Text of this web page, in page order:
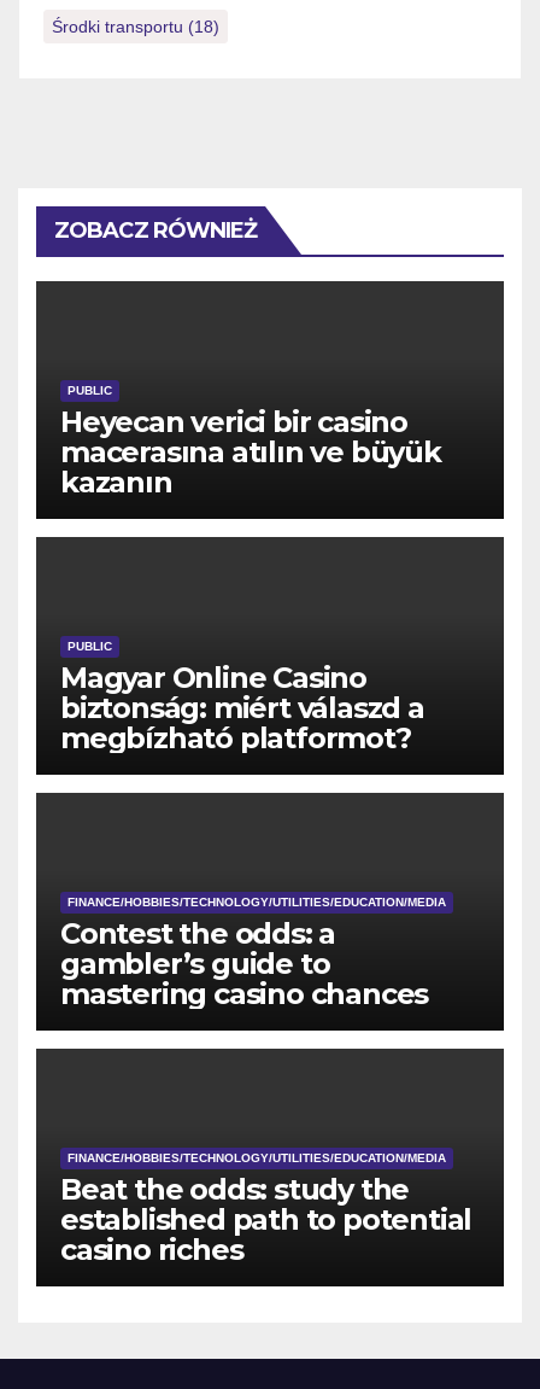
Środki transportu (18)
ZOBACZ RÓWNIEŻ
PUBLIC
Heyecan verici bir casino
macerasına atılın ve büyük
kazanın
PUBLIC
Magyar Online Casino
biztonság: miért válaszd a
megbízható platformot?
FINANCE/HOBBIES/TECHNOLOGY/UTILITIES/EDUCATION/MEDIA
Contest the odds: a
gambler’s guide to
mastering casino chances
FINANCE/HOBBIES/TECHNOLOGY/UTILITIES/EDUCATION/MEDIA
Beat the odds: study the
established path to potential
casino riches